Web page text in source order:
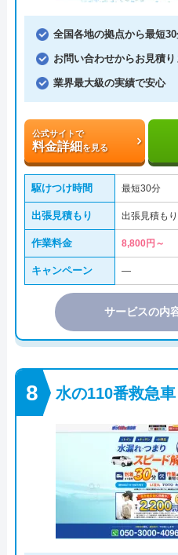
全国各地の拠点から最短
お問い合わせからお見積
業界最大級の実績で安心
公式サイトで
料金詳細を見る
駆けつけ時間 最短30分
出張見積もり 出張見積も
作業料金 8,800円～
キャンペーン ―
サービスの内
水の110番救急車